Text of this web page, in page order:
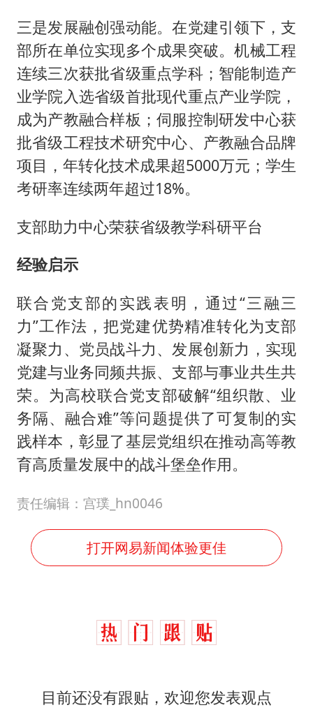
三是发展融创强动能。在党建引领下，支
部所在单位实现多个成果突破。机械工程
连续三次获批省级重点学科；智能制造产
业学院入选省级首批现代重点产业学院，
成为产教融合样板；伺服控制研发中心获
批省级工程技术研究中心、产教融合品牌
项目，年转化技术成果超5000万元；学生
考研率连续两年超过18%。
支部助力中心荣获省级教学科研平台
经验启示
联合党支部的实践表明，通过“三融三
力”工作法，把党建优势精准转化为支部
凝聚力、党员战斗力、发展创新力，实现
党建与业务同频共振、支部与事业共生共
荣。为高校联合党支部破解“组织散、业
务隔、融合难”等问题提供了可复制的实
践样本，彰显了基层党组织在推动高等教
育高质量发展中的战斗堡垒作用。
责任编辑：宫璞_hn0046
打开网易新闻体验更佳
目前还没有跟贴，欢迎您发表观点